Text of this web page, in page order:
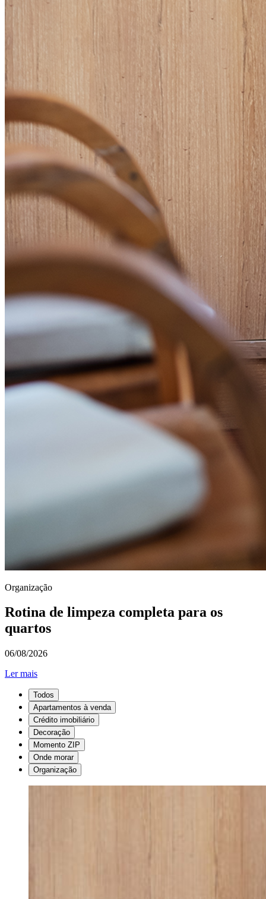
Organização
Rotina de limpeza completa para os
quartos
06/08/2026
Ler mais
Todos
Apartamentos à venda
Crédito imobiliário
Decoração
Momento ZIP
Onde morar
Organização